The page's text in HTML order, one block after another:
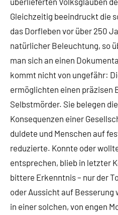
Gleichzeitig beeindruckt die
das Dorfleben vor über 250
natürlicher Beleuchtung, so
man sich an einen
kommt nicht von ungefähr:
ermöglichten einen präzisen
Selbstmörder. Sie belegen
Konsequenzen einer
duldete und Menschen auf
reduzierte. Konnte oder
entsprechen, blieb in letzter
bittere Erkenntnis – nur der
oder Aussicht auf
in einer solchen, von engen